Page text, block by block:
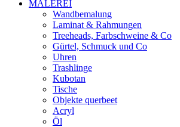
MALEREI
Wandbemalung
Laminat & Rahmungen
Treeheads, Farbschweine & Co
Gürtel, Schmuck und Co
Uhren
Trashlinge
Kubotan
Tische
Objekte querbeet
Acryl
Öl